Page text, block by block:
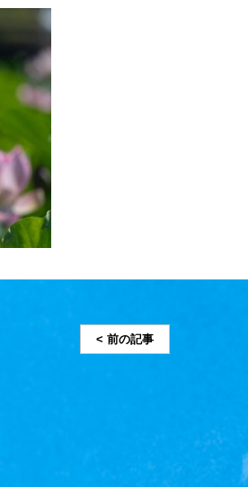
< 前の記事